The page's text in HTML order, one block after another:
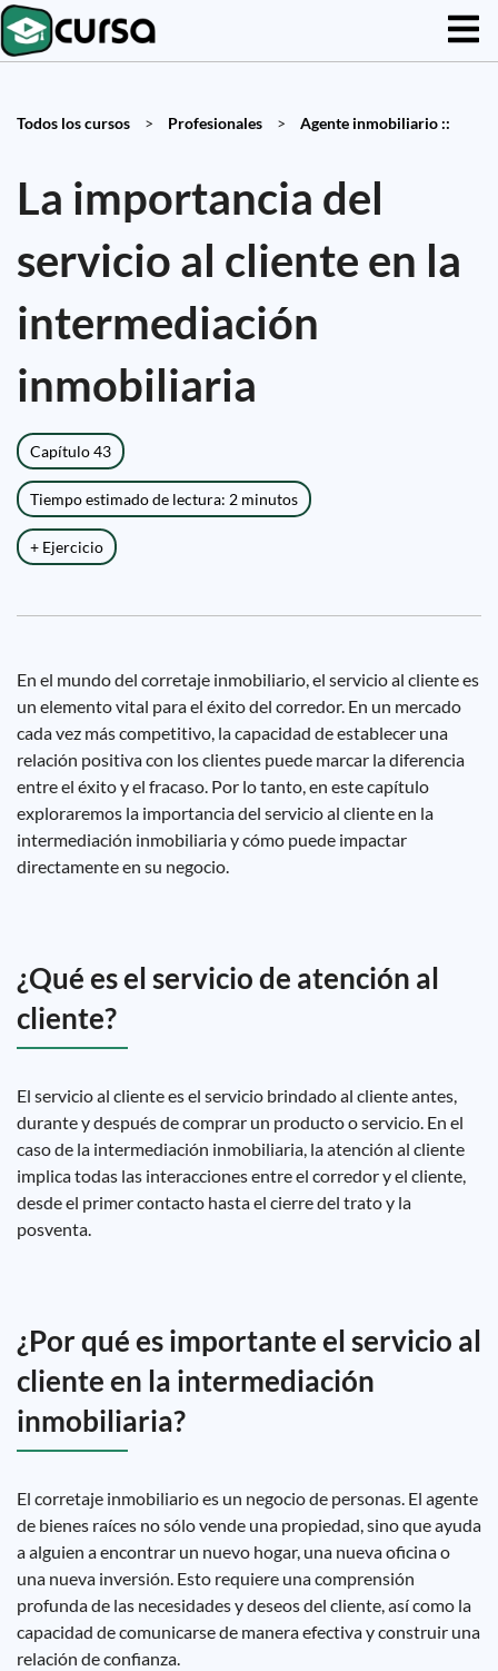
Todos los cursos > Profesionales > Agente inmobiliario ::
La importancia del
servicio al cliente en la
intermediación
inmobiliaria
Capítulo 43
Tiempo estimado de lectura: 2 minutos
+ Ejercicio
En el mundo del corretaje inmobiliario, el servicio al cliente es
un elemento vital para el éxito del corredor. En un mercado
cada vez más competitivo, la capacidad de establecer una
relación positiva con los clientes puede marcar la diferencia
entre el éxito y el fracaso. Por lo tanto, en este capítulo
exploraremos la importancia del servicio al cliente en la
intermediación inmobiliaria y cómo puede impactar
directamente en su negocio.
¿Qué es el servicio de atención al
cliente?
El servicio al cliente es el servicio brindado al cliente antes,
durante y después de comprar un producto o servicio. En el
caso de la intermediación inmobiliaria, la atención al cliente
implica todas las interacciones entre el corredor y el cliente,
desde el primer contacto hasta el cierre del trato y la
posventa.
¿Por qué es importante el servicio al
cliente en la intermediación
inmobiliaria?
El corretaje inmobiliario es un negocio de personas. El agente
de bienes raíces no sólo vende una propiedad, sino que ayuda
a alguien a encontrar un nuevo hogar, una nueva oficina o
una nueva inversión. Esto requiere una comprensión
profunda de las necesidades y deseos del cliente, así como la
capacidad de comunicarse de manera efectiva y construir una
relación de confianza.